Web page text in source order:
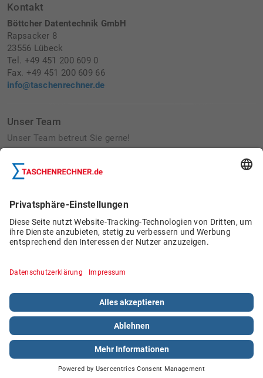
Kontakt
Böttcher Datentechnik GmbH
Rapsacker 8
23556 Lübeck
Tel. +49 451 200 609 0
Fax. +49 451 200 609 66
info@taschenrechner.de
Unser Team
Unser Team betreut Sie gerne!
Bau von Wildbienennisthilfen
Schülerjobs
© 2026 Böttcher Datentechnik GmbH.